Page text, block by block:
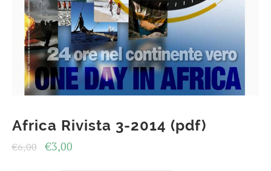
Africa Rivista 3-2014 (pdf)
€6,00 Il
€3,00